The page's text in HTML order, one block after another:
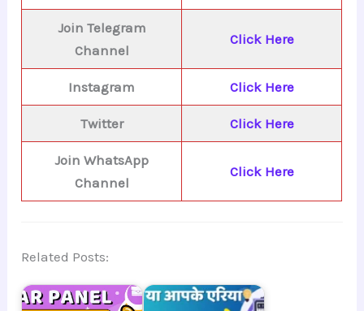
Join Telegram
Channel
Click Here
Instagram Click Here
Twitter Click Here
Join WhatsApp
Channel
Click Here
Related Posts: